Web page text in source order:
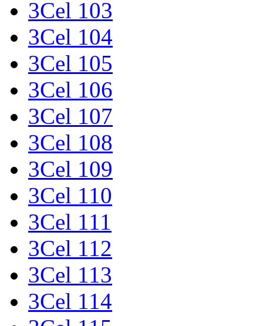
3Cel 103
3Cel 104
3Cel 105
3Cel 106
3Cel 107
3Cel 108
3Cel 109
3Cel 110
3Cel 111
3Cel 112
3Cel 113
3Cel 114